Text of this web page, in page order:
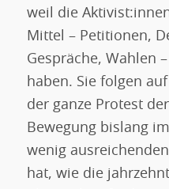
weil die
Mittel – Petitionen,
Gespräche, Wahlen
haben. Sie folgen
der ganze Protest
Bewegung bislang
wenig
hat, wie die